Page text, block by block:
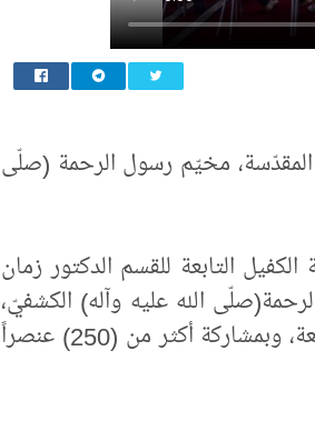
المقدّسة، مخيّم رسول الرحمة (صلّى
التابعة للقسم الدكتور زمان
الله عليه وآله) الكشفيّ،
ضمن أطر برنامج التطوير الحسينيّ الشامل بنسخته السابعة، وبمشاركة أكثر من (250) عنصراً